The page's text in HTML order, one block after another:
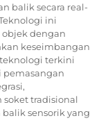
balik secara real-
ini
dengan
keseimbangan
terkini
tradisional
sensorik yang